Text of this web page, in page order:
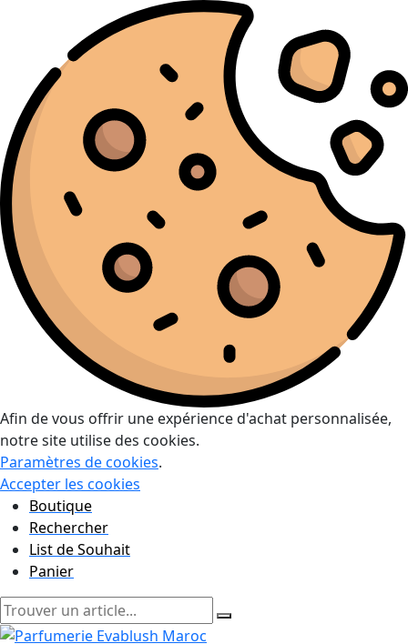
Afin de vous offrir une expérience d'achat personnalisée,
notre site utilise des cookies.
Paramètres de cookies.
Accepter les cookies
Boutique
Rechercher
List de Souhait
Panier